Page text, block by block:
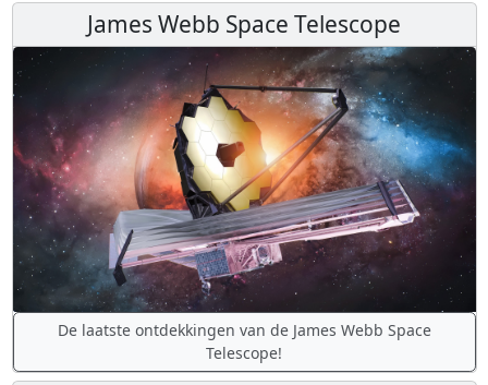
James Webb Space Telescope
De laatste ontdekkingen van de James Webb Space
Telescope!